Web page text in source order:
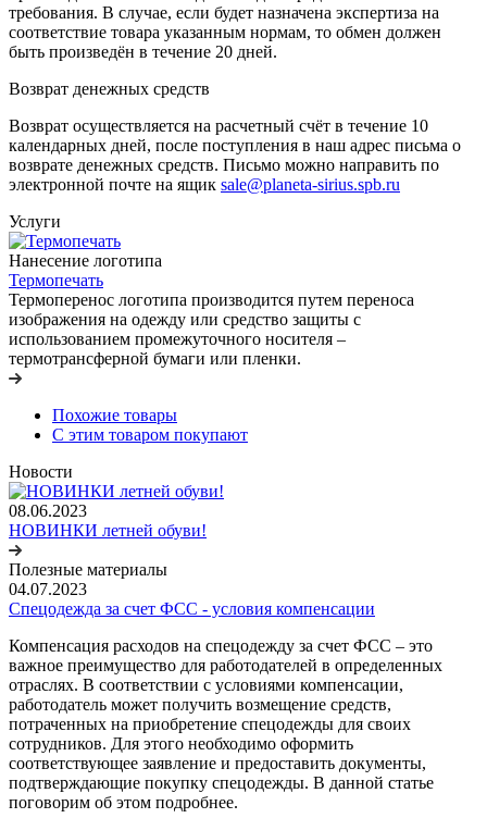
требования. В случае, если будет назначена экспертиза на
соответствие товара указанным нормам, то обмен должен
быть произведён в течение 20 дней.
Возврат денежных средств
Возврат осуществляется на расчетный счёт в течение 10
календарных дней, после поступления в наш адрес письма о
возврате денежных средств. Письмо можно направить по
электронной почте на ящик sale@planeta-sirius.spb.ru
Услуги
Нанесение логотипа
Термопечать
Термоперенос логотипа производится путем переноса
изображения на одежду или средство защиты с
использованием промежуточного носителя –
термотрансферной бумаги или пленки.
Похожие товары
С этим товаром покупают
Новости
08.06.2023
НОВИНКИ летней обуви!
Полезные материалы
04.07.2023
Спецодежда за счет ФСС - условия компенсации
Компенсация расходов на спецодежду за счет ФСС – это
важное преимущество для работодателей в определенных
отраслях. В соответствии с условиями компенсации,
работодатель может получить возмещение средств,
потраченных на приобретение спецодежды для своих
сотрудников. Для этого необходимо оформить
соответствующее заявление и предоставить документы,
подтверждающие покупку спецодежды. В данной статье
поговорим об этом подробнее.